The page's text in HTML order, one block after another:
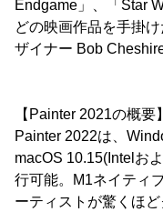
Endgame」、「Star
どの映画作品を手掛
ザイナー Bob
【Painter 2021の概要】
Painter 2022は、
macOS 10.15(Intelお
行可能。M1ネイティ
ーティストが驚くほ